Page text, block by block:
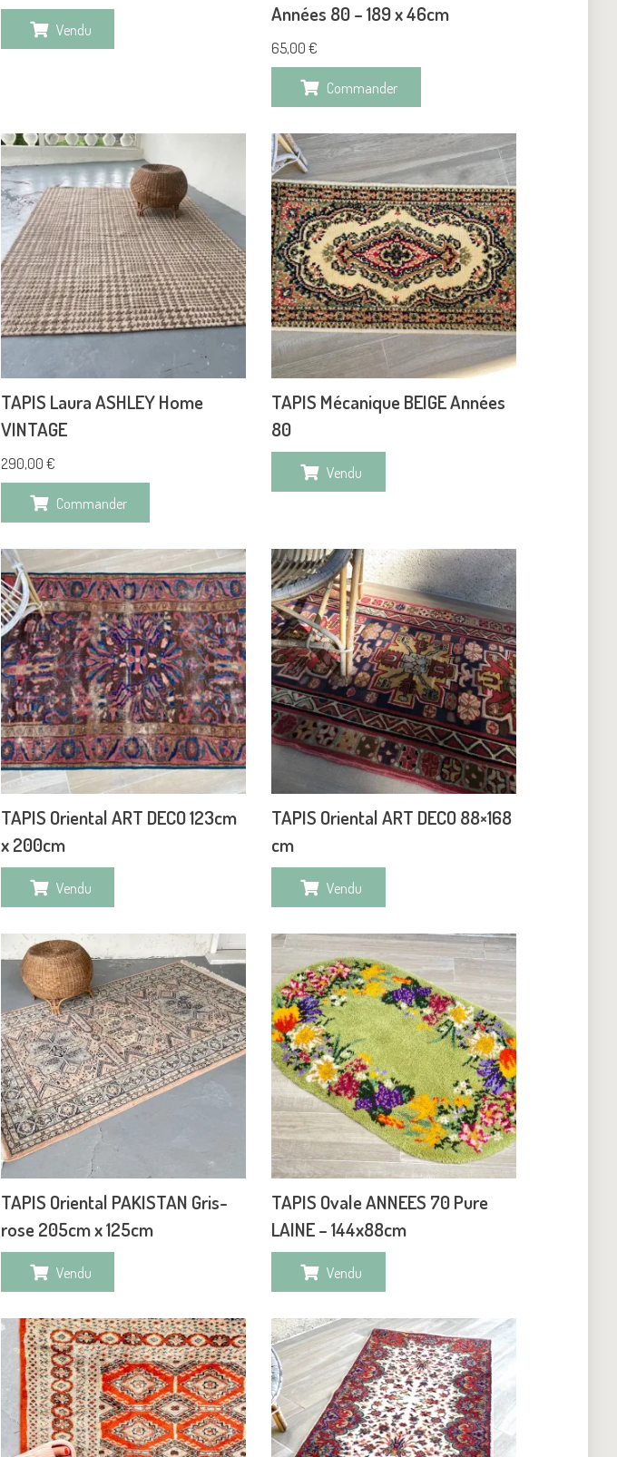
Vendu
Années 80 – 189 x 46cm
65,00€
Commander
TAPIS Laura ASHLEY Home
VINTAGE
290,00 €
Commander
TAPIS Mécanique BEIGE Années
80
Vendu
TAPIS Oriental ART DECO 123cm
x 200cm
Vendu
TAPIS Oriental ART DECO 88×168
cm
Vendu
TAPIS Oriental PAKISTAN Gris-
rose 205cm x 125cm
Vendu
TAPIS Ovale ANNEES 70 Pure
LAINE – 144x88cm
Vendu